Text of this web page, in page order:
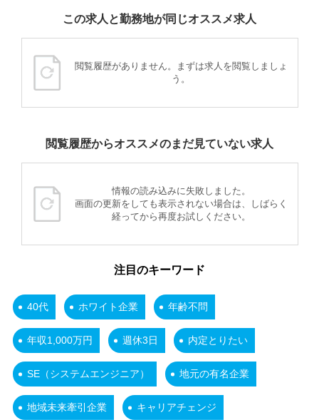
この求人と勤務地が同じオススメ求人
閲覧履歴がありません。まずは求人を閲覧しましょ
う。
閲覧履歴からオススメのまだ見ていない求人
情報の読み込みに失敗しました。
画面の更新をしても表示されない場合は、しばらく
経ってから再度お試しください。
注目のキーワード
40代 ホワイト企業 年齢不問
年収1,000万円 週休3日 内定とりたい
SE（システムエンジニア） 地元の有名企業
地域未来牽引企業 キャリアチェンジ